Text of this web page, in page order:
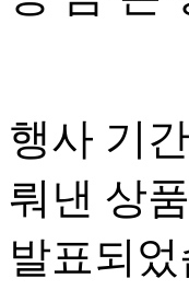
행사 기
뤄낸 상
발표되